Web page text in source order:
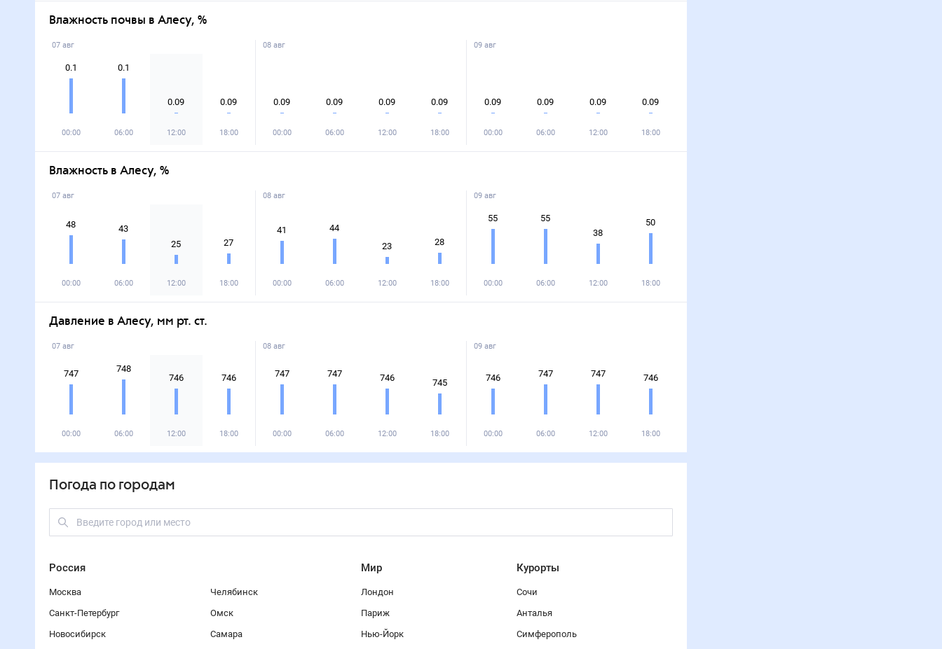
Влажность почвы в Алесу, %
07 авг
0.1
00:00
0.1
06:00
0.09
12:00
0.09
18:00
08 авг
0.09
00:00
0.09
06:00
0.09
12:00
0.09
18:00
09 авг
0.09
00:00
0.09
06:00
0.09
12:00
0.09
18:00
Влажность в Алесу, %
07 авг
48
00:00
43
06:00
25
12:00
27
18:00
08 авг
41
00:00
44
06:00
23
12:00
28
18:00
09 авг
55
00:00
55
06:00
38
12:00
50
18:00
Давление в Алесу, мм рт. ст.
07 авг
747
00:00
748
06:00
746
12:00
746
18:00
08 авг
747
00:00
747
06:00
746
12:00
745
18:00
09 авг
746
00:00
747
06:00
747
12:00
746
18:00
Погода по городам
Россия
Москва
Санкт-Петербург
Новосибирск
Челябинск
Омск
Самара
Мир
Лондон
Париж
Нью-Йорк
Курорты
Сочи
Анталья
Симферополь